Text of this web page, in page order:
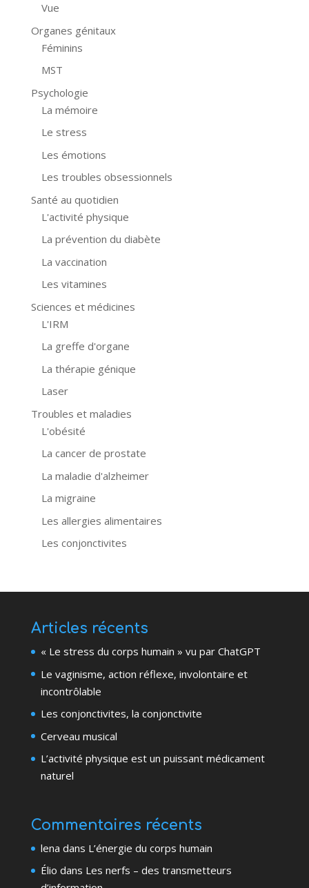
Vue
Organes génitaux
Féminins
MST
Psychologie
La mémoire
Le stress
Les émotions
Les troubles obsessionnels
Santé au quotidien
L'activité physique
La prévention du diabète
La vaccination
Les vitamines
Sciences et médicines
L'IRM
La greffe d'organe
La thérapie génique
Laser
Troubles et maladies
L'obésité
La cancer de prostate
La maladie d'alzheimer
La migraine
Les allergies alimentaires
Les conjonctivites
Articles récents
« Le stress du corps humain » vu par ChatGPT
Le vaginisme, action réflexe, involontaire et
incontrôlable
Les conjonctivites, la conjonctivite
Cerveau musical
L’activité physique est un puissant médicament
naturel
Commentaires récents
lena dans L’énergie du corps humain
Élio dans Les nerfs – des transmetteurs